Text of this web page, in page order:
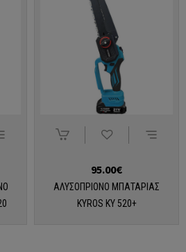
95.00€
ΑΛΥΣΟΠΡΙΟΝΟ ΜΠΑΤΑΡΙΑΣ
KYROS KY 520+